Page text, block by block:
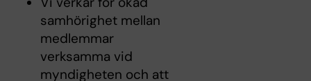
samhörighet mellan
medlemmar
verksamma vid
myndigheten och att